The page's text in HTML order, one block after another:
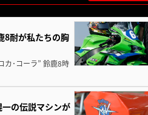
8耐が私たちの胸
カ･コーラ” 鈴鹿8時
の伝説マシンが